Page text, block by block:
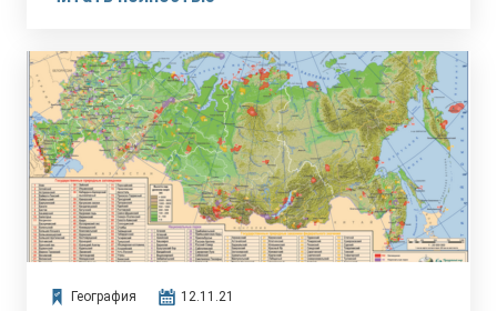
География 12.11.21